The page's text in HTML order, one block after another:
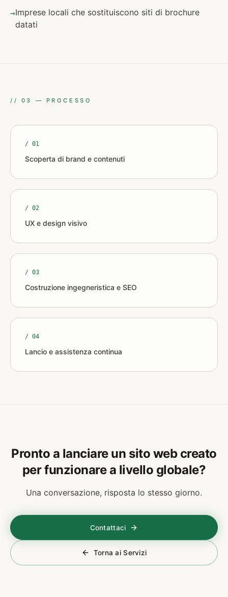
→Imprese locali che sostituiscono siti di brochure
datati
// 03 — PROCESSO
/ 01
Scoperta di brand e contenuti
/ 02
UX e design visivo
/ 03
Costruzione ingegneristica e SEO
/ 04
Lancio e assistenza continua
Pronto a lanciare un sito web creato
per funzionare a livello globale?
Una conversazione, risposta lo stesso giorno.
Contattaci
Torna ai Servizi